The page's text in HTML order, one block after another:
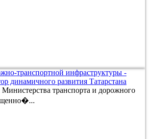
транспортной инфраструктуры -
динамичного развития Татарстана
Министерства транспорта и дорожного